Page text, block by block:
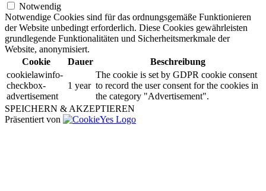
Notwendig
Notwendige Cookies sind für das ordnungsgemäße Funktionieren
der Website unbedingt erforderlich. Diese Cookies gewährleisten
grundlegende Funktionalitäten und Sicherheitsmerkmale der
Website, anonymisiert.
Cookie
Dauer
Beschreibung
cookielawinfo-
checkbox-
advertisement
1 year
The cookie is set by GDPR cookie consent
to record the user consent for the cookies in
the category "Advertisement".
SPEICHERN & AKZEPTIEREN
Präsentiert von